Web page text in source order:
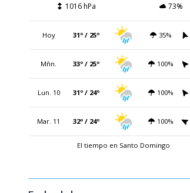
1016 hPa
73%
Hoy 31º / 25º 35%
Mñn. 33º / 25º 100%
Lun. 10 31º / 24º 100%
Mar. 11 32º / 24º 100%
El tiempo en Santo Domingo